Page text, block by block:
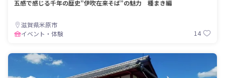
五感で感じる千年の歴史”伊吹在来そば”の魅力 種まき編
滋賀県米原市
イベント・体験
14